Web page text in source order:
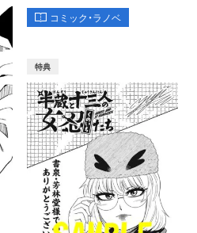
コミック・ラノベ
特典